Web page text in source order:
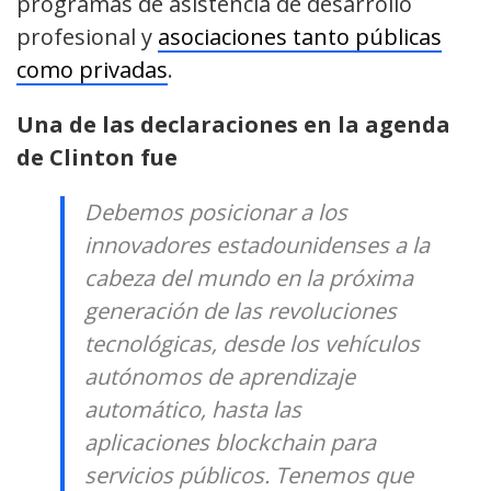
profesional y asociaciones tanto públicas
como privadas.
Una de las declaraciones en la agenda
de Clinton fue
Debemos posicionar a los
innovadores estadounidenses a la
cabeza del mundo en la próxima
generación de las revoluciones
tecnológicas, desde los vehículos
autónomos de aprendizaje
automático, hasta las
aplicaciones blockchain para
servicios públicos. Tenemos que